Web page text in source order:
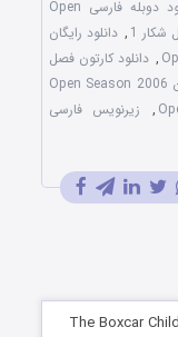
دانلود دوبله فارسی Open
1
, دانلود رایگان
, دانلود کارتون فصل
دانلود مستقیم انیمیشن Open Season 2006
,
زیرنویس فارسی